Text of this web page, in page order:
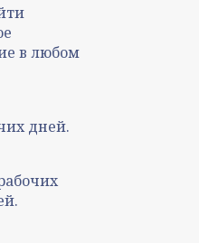
в любом
дней.